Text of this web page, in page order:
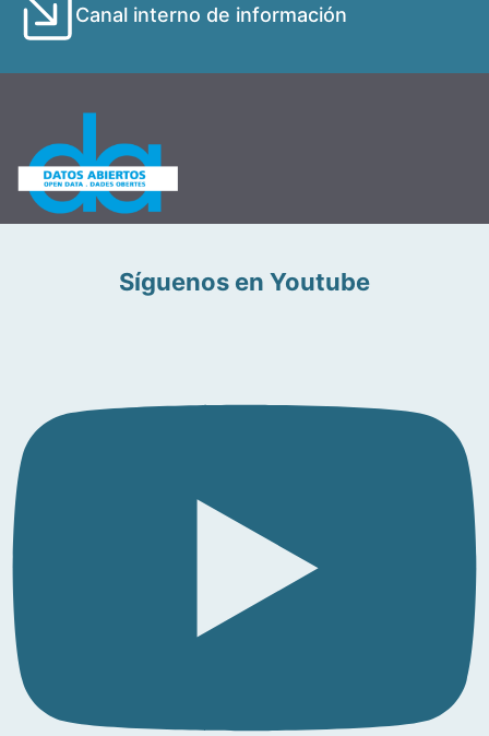
Canal interno de información
Síguenos en Youtube